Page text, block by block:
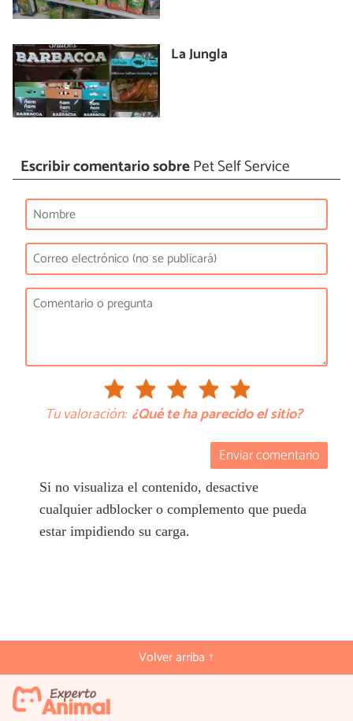
La Jungla
Escribir comentario sobrePet Self Service
Tu valoración: ¿Qué te ha parecido el sitio?
Enviar comentario
Si no visualiza el contenido, desactive
cualquier adblocker o complemento que pueda
estar impidiendo su carga.
Volver arriba ↑